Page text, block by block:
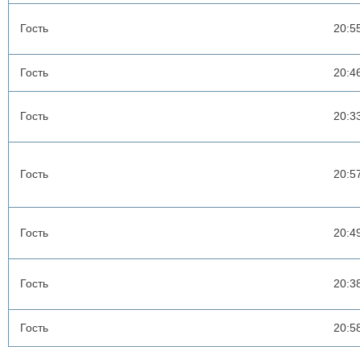
Гость
Гость
Гость
Гость
Гость
Гость
Гость